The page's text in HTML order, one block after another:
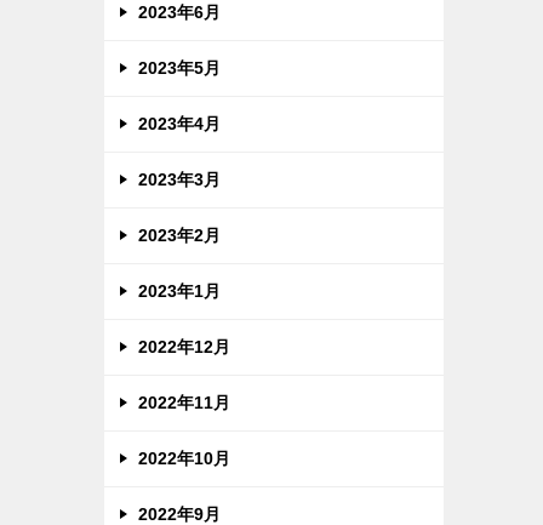
2023年6月
2023年5月
2023年4月
2023年3月
2023年2月
2023年1月
2022年12月
2022年11月
2022年10月
2022年9月